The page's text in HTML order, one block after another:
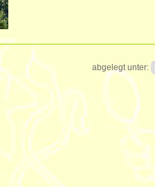
abgelegt unter: